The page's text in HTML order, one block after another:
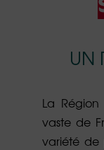
UN
La
vaste de
variété de